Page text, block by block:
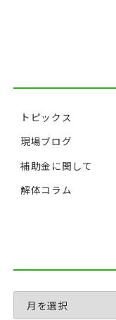
トピックス
現場ブログ
補助金に関して
解体コラム